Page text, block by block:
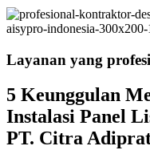
Layanan yang
5 Keunggulan
Instalasi Panel
PT. Citra